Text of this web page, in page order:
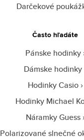
Darčekové
Často hľadáte
Pánske hodinky
Dámske hodinky
Hodinky Casio
Hodinky Michael
Náramky Guess
Polarizované slnečné